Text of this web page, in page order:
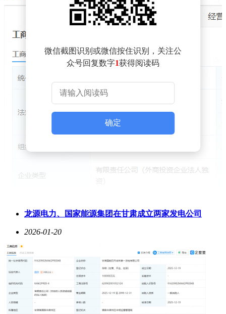
微信截图识别或微信按住识别，关注公
众号回复数字1获得阅读码
确定
龙源电力、国家能源集团在甘肃成立两家发电公司
2026-01-20